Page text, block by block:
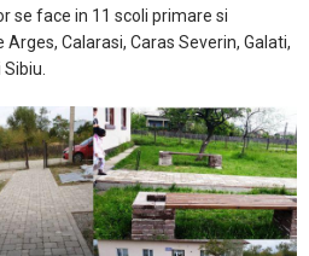
se face in 11 scoli primare si
Calarasi, Caras Severin, Galati,